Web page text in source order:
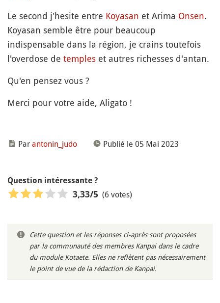
Le second j'hesite entre Koyasan et Arima Onsen.
Koyasan semble être pour beaucoup
indispensable dans la région, je crains toutefois
l'overdose de temples et autres richesses d'antan.
Qu'en pensez vous ?
Merci pour votre aide, Aligato !
Parantonin_judo Publié le 05 Mai 2023
Question intéressante ?
3,33/5 (6 votes)
Cette question et les réponses ci-après sont proposées
par la communauté des membres Kanpai dans le cadre
du module Kotaete. Elles ne reflètent pas nécessairement
le point de vue de la rédaction de Kanpai.